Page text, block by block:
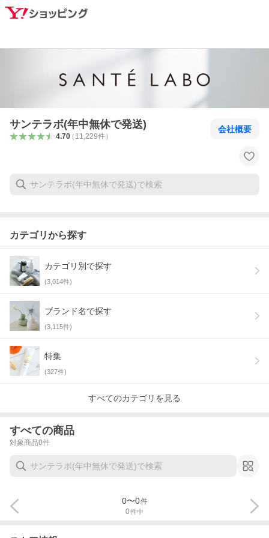
サンテラボ(年中無休で発送)
4.70（ 11,229件）
会社概要
カテゴリから探す
カテゴリ別で探す
(3,014件)
ブランド名で探す
(3,115件)
特集
(327件)
すべてのカテゴリを見る
すべての商品
対象商品0件
0件中
0〜0件